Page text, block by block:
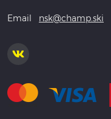
Email nsk@champ.ski